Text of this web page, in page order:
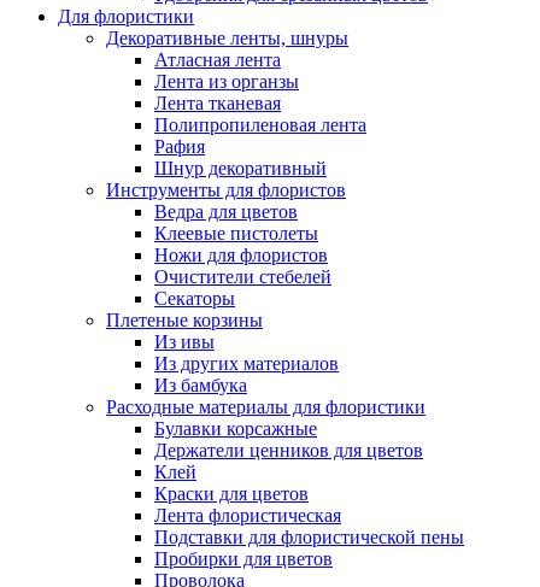
Для флористики
Декоративные ленты, шнуры
Атласная лента
Лента из органзы
Лента тканевая
Полипропиленовая лента
Рафия
Шнур декоративный
Инструменты для флористов
Ведра для цветов
Клеевые пистолеты
Ножи для флористов
Очистители стебелей
Секаторы
Плетеные корзины
Из ивы
Из других материалов
Из бамбука
Расходные материалы для флористики
Булавки корсажные
Держатели ценников для цветов
Клей
Краски для цветов
Лента флористическая
Подставки для флористической пены
Пробирки для цветов
Проволока